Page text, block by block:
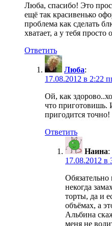
Люба, спасибо! Это
ещё так красивенько
проблема как сделать
хватает, а у тебя
Ответить
Люба:
17.08.2012 в 2:22
Ой, как
что приготовишь.
пригодится точно!
Ответить
Наина:
17.08.2012 в
некогда
торты, да и
объёмах, а
Альбина
меня не